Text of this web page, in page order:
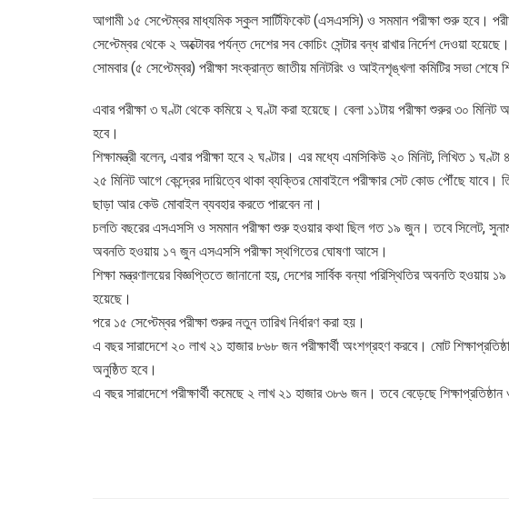
আগামী ১৫ সেপ্টেম্বর মাধ্যমিক স্কুল সার্টিফিকেট (এসএসসি) ও সমমান পরীক্ষা শুরু হবে।
সেপ্টেম্বর থেকে ২ অক্টোবর পর্যন্ত দেশের সব কোচিং সেন্টার বন্ধ রাখার নির্দেশ দেওয়া হয়েছে।
সোমবার (৫ সেপ্টেম্বর) পরীক্ষা সংক্রান্ত জাতীয় মনিটরিং ও আইনশৃঙ্খলা কমিটির সভা শেষে
এবার পরীক্ষা ৩ ঘণ্টা থেকে কমিয়ে ২ ঘণ্টা করা হয়েছে। বেলা ১১টায় পরীক্ষা শুরুর ৩০ মিনিট
হবে।
শিক্ষামন্ত্রী বলেন, এবার পরীক্ষা হবে ২ ঘণ্টার। এর মধ্যে এমসিকিউ ২০ মিনিট, লিখিত ১
২৫ মিনিট আগে কেন্দ্রের দায়িত্বে থাকা ব্যক্তির মোবাইলে পরীক্ষার সেট কোড পৌঁছে যাবে।
ছাড়া আর কেউ মোবাইল ব্যবহার করতে পারবেন না।
চলতি বছরের এসএসসি ও সমমান পরীক্ষা শুরু হওয়ার কথা ছিল গত ১৯ জুন। তবে সিলেট,
অবনতি হওয়ায় ১৭ জুন এসএসসি পরীক্ষা স্থগিতের ঘোষণা আসে।
শিক্ষা মন্ত্রণালয়ের বিজ্ঞপ্তিতে জানানো হয়, দেশের সার্বিক বন্যা পরিস্থিতির অবনতি
হয়েছে।
পরে ১৫ সেপ্টেম্বর পরীক্ষা শুরুর নতুন তারিখ নির্ধারণ করা হয়।
এ বছর সারাদেশে ২০ লাখ ২১ হাজার ৮৬৮ জন পরীক্ষার্থী অংশগ্রহণ করবে। মোট
অনুষ্ঠিত হবে।
এ বছর সারাদেশে পরীক্ষার্থী কমেছে ২ লাখ ২১ হাজার ৩৮৬ জন। তবে বেড়েছে শিক্ষাপ্রতিষ্ঠান